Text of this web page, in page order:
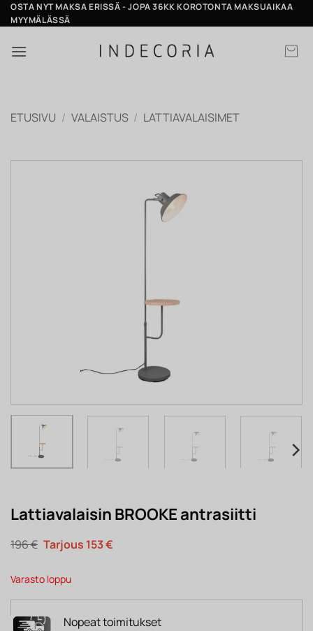
Skip
to
OSTA NYT MAKSA ERISSÄ - JOPA 36KK KOROTONTA MAKSUAIKAA
MYYMÄLÄSSÄ
ETUSIVU / VALAISTUS / LATTIAVALAISIMET
Lattiavalaisin BROOKE antrasiitti
196€ Alkuperäinen
hinta
196 €.
153€Nykyinen
Varasto loppu
Nopeat toimitukset